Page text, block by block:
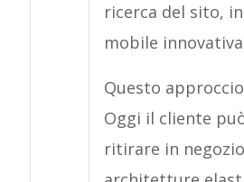
ricerca del sito,
mobile
Questo
Oggi il cliente
ritirare in